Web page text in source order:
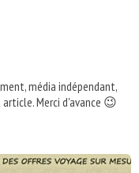
média indépendant,
Merci d'avance 😉